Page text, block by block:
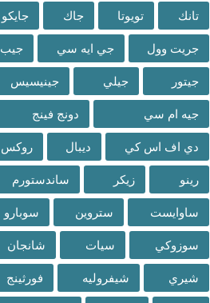
تانك تويوتا جاك جايكو
جريت وول جي ايه سي جيب
جيتور جيلي جينيسيس
جيه ام سي دونج فينج
دي اف اس كي ديبال روكس
رينو زيكر ساندستورم
ساوايست ستروين سوبارو
سوزوكي سيات شانجان
شيري شيفروليه فورثينج